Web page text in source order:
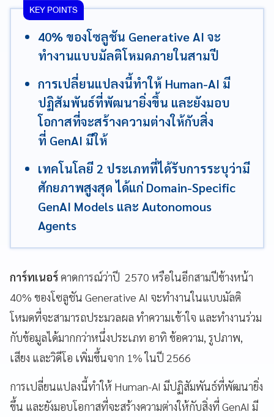
KEY POINTS
40% ของโซลูชัน Generative AI จะ
ทำงานแบบมัลติโหมดภายในสามปี
การเปลี่ยนแปลงนี้ทำให้ Human-AI มี
ปฏิสัมพันธ์ที่พัฒนายิ่งขึ้น และยังมอบ
โอกาสที่จะสร้างความต่างให้กับสิ่ง
ที่ GenAI มีให้
เทคโนโลยี 2 ประเภทที่ได้รับการระบุว่ามี
ศักยภาพสูงสุด ได้แก่ Domain-Specific
GenAI Models และ Autonomous
Agents
การ์ทเนอร์คาดการณ์ว่าปี 2570 หรือในอีกสามปีข้างหน้า
40% ของโซลูชัน Generative AI จะทำงานในแบบมัลติ
โหมดที่จะสามารถประมวลผล ทำความเข้าใจ และทำงานร่วม
กับข้อมูลได้มากกว่าหนึ่งประเภท อาทิ ข้อความ, รูปภาพ,
เสียง และวิดีโอ เพิ่มขึ้นจาก 1% ในปี 2566
การเปลี่ยนแปลงนี้ทำให้ Human-AI มีปฏิสัมพันธ์ที่พัฒนายิ่ง
ขึ้น และยังมอบโอกาสที่จะสร้างความต่างให้กับสิ่งที่ GenAI มี